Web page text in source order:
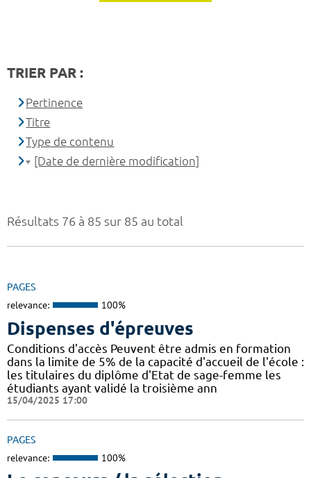
Résultats 76 à 85 sur 85 au total
PAGES
relevance: 100%
Dispenses d'épreuves
Conditions d'accès Peuvent être admis en formation
dans la limite de 5% de la capacité d'accueil de l'école :
les titulaires du diplôme d'Etat de sage-femme les
étudiants ayant validé la troisième ann
15/04/2025 17:00
PAGES
relevance: 100%
TRIER PAR :
Pertinence
Titre
Type de contenu
[Date de dernière modification]